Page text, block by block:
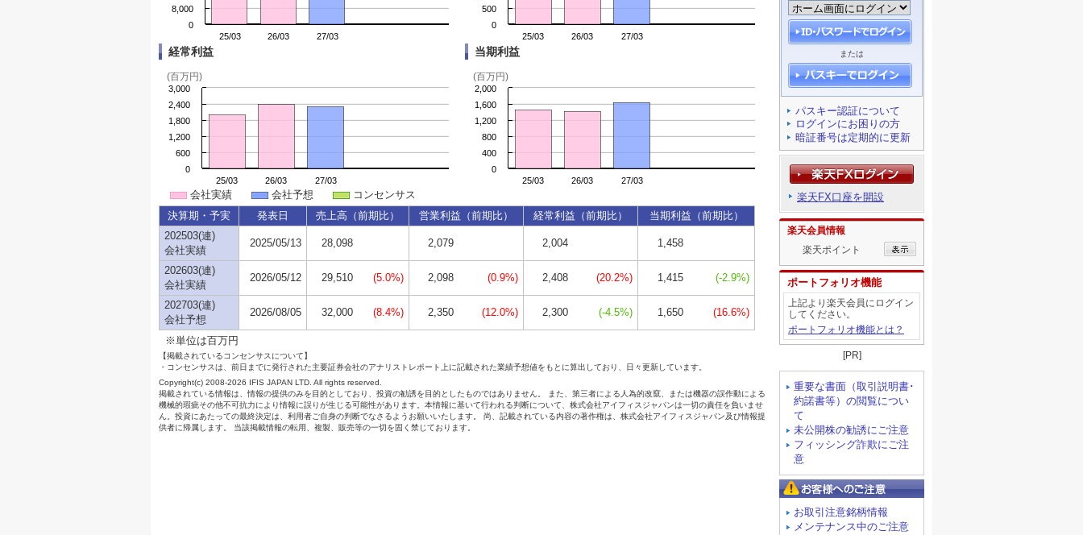
または
パスキー認証について
ログインにお困りの方
暗証番号は定期的に更新
楽天FX口座を開設
楽天会員情報
楽天ポイント
ポートフォリオ機能
上記より楽天会員にログイン
してください。
ポートフォリオ機能とは？
[PR]
重要な書面（取引説明書･
約諾書等）の閲覧につい
て
未公開株の勧誘にご注意
フィッシング詐欺にご注
意
お取引注意銘柄情報
メンテナンス中のご注意